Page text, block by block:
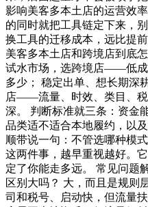
影响美客多本土店的运营效
的同时就把工具链定下来，
换工具的迁移成本，远比提
美客多本土店和跨境店到底
试水市场，选跨境店——低成
多少； 稳定出单、想长期深
店——流量、时效、类目、
深。 判断标准就三条：资金
品类适不适合本地履约，以
顺带说一句：不管选哪种模
这两件事，越早重视越好。
定了你能走多远。 常见问题
区别大吗？ 大，而且是规则
司和税号、启动快，但流量